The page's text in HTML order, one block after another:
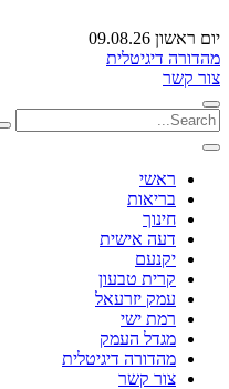
יום ראשון 09.08.26
מהדורה דיגיטלית
צור קשר
ראשי
בריאות
חינוך
דעה אישית
יקנעם
קרית טבעון
עמק יזרעאל
רמת ישי
מגדל העמק
מהדורה דיגיטלית
צור קשר